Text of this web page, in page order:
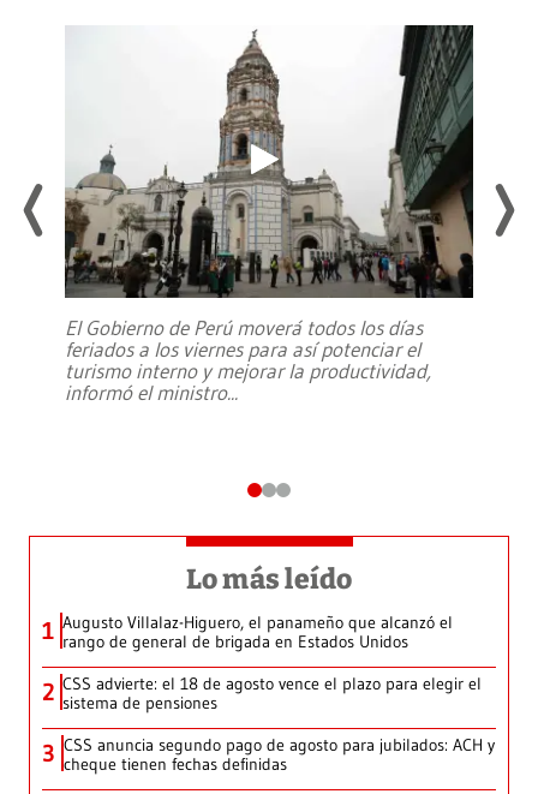
El Gobierno de Perú moverá todos los días
feriados a los viernes para así potenciar el
turismo interno y mejorar la productividad,
informó el ministro...
Lo más leído
1 Augusto Villalaz-Higuero, el panameño que alcanzó el
rango de general de brigada en Estados Unidos
2 CSS advierte: el 18 de agosto vence el plazo para elegir el
sistema de pensiones
3 CSS anuncia segundo pago de agosto para jubilados: ACH y
cheque tienen fechas definidas